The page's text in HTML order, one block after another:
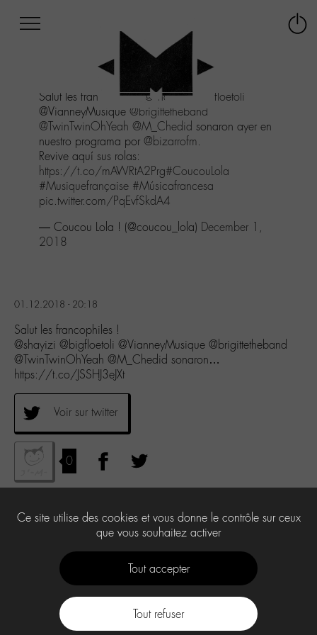
menu
Aller
contenu
Aller
recherche
Salut les francophiles !@shayizi @bigfloetoli
@VianneyMusique @brigittetheband
@TwinTwinOhYeah @M_Chedid sonaron ayer en
nuestro programa por @bizarrofm.
Revive aquí sus rolas:
https://t.co/mAWRtA2Prg#CoucouLola
#Musiquefrançaise #Músicafrancesa
pic.twitter.com/PqEvfSkdA4
— Coucou Lola ! (@coucou_lola) December 1,
2018
01.12.2018 - 20:18
Salut les francophiles !
@shayizi @bigfloetoli @VianneyMusique @brigittetheband
@TwinTwinOhYeah @M_Chedid sonaron…
https://t.co/JSSHJ3eJXt
Voir sur twitter
0
Ce site utilise des cookies et vous donne le contrôle sur ceux
que vous souhaitez activer
Tout accepter
Tout refuser